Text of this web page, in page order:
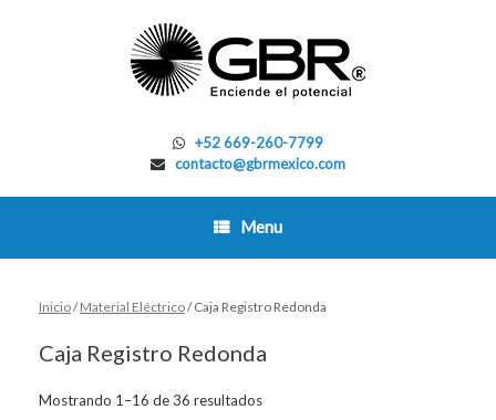
+52 669-260-7799
contacto@gbrmexico.com
Menu
Inicio/Material Eléctrico/ Caja Registro Redonda
Caja Registro Redonda
Mostrando 1–16 de 36 resultados